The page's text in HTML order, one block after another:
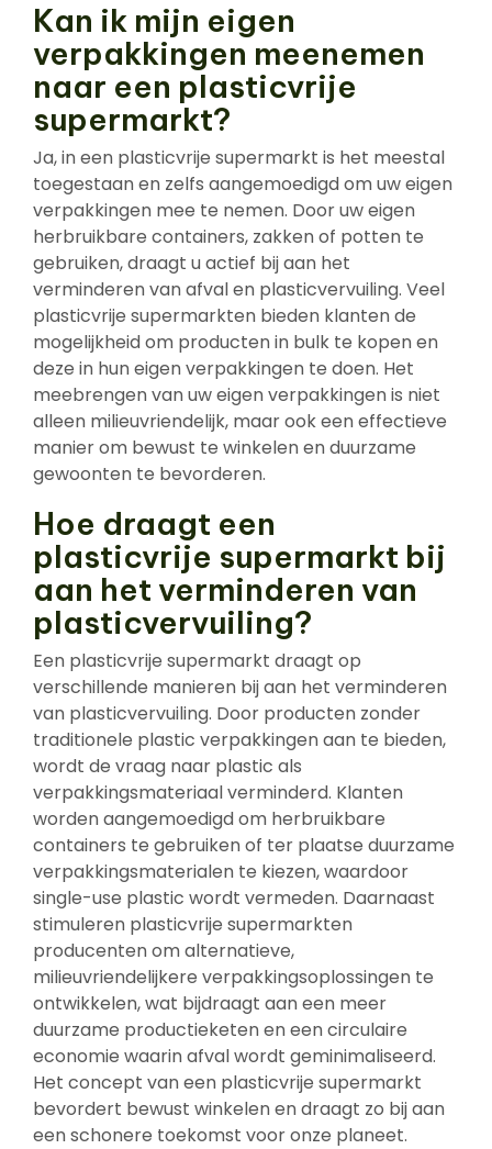
Kan ik mijn eigen
verpakkingen meenemen
naar een plasticvrije
supermarkt?
Ja, in een plasticvrije supermarkt is het meestal
toegestaan en zelfs aangemoedigd om uw eigen
verpakkingen mee te nemen. Door uw eigen
herbruikbare containers, zakken of potten te
gebruiken, draagt u actief bij aan het
verminderen van afval en plasticvervuiling. Veel
plasticvrije supermarkten bieden klanten de
mogelijkheid om producten in bulk te kopen en
deze in hun eigen verpakkingen te doen. Het
meebrengen van uw eigen verpakkingen is niet
alleen milieuvriendelijk, maar ook een effectieve
manier om bewust te winkelen en duurzame
gewoonten te bevorderen.
Hoe draagt een
plasticvrije supermarkt bij
aan het verminderen van
plasticvervuiling?
Een plasticvrije supermarkt draagt op
verschillende manieren bij aan het verminderen
van plasticvervuiling. Door producten zonder
traditionele plastic verpakkingen aan te bieden,
wordt de vraag naar plastic als
verpakkingsmateriaal verminderd. Klanten
worden aangemoedigd om herbruikbare
containers te gebruiken of ter plaatse duurzame
verpakkingsmaterialen te kiezen, waardoor
single-use plastic wordt vermeden. Daarnaast
stimuleren plasticvrije supermarkten
producenten om alternatieve,
milieuvriendelijkere verpakkingsoplossingen te
ontwikkelen, wat bijdraagt aan een meer
duurzame productieketen en een circulaire
economie waarin afval wordt geminimaliseerd.
Het concept van een plasticvrije supermarkt
bevordert bewust winkelen en draagt zo bij aan
een schonere toekomst voor onze planeet.